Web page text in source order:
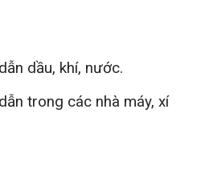
dầu, khí, nước.
trong các nhà máy, xí